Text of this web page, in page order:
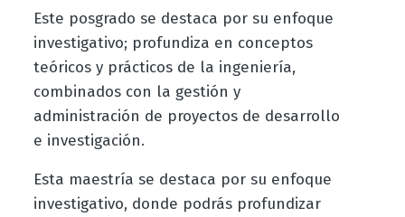
Este posgrado se destaca por su enfoque
investigativo; profundiza en conceptos
teóricos y prácticos de la ingeniería,
combinados con la gestión y
administración de proyectos de desarrollo
e investigación.
Esta maestría se destaca por su enfoque
investigativo, donde podrás profundizar